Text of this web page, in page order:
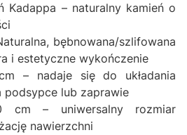
Kadappa – naturalny kamień o
bębnowana/szlifowana
i estetyczne wykończenie
– nadaje się do układania
podsypce lub zaprawie
cm – uniwersalny rozmiar
nawierzchni